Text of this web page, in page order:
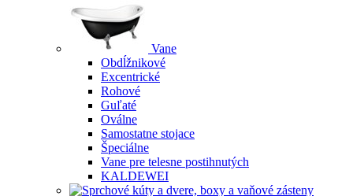
Vane
Obdĺžnikové
Excentrické
Rohové
Guľaté
Oválne
Samostatne stojace
Špeciálne
Vane pre telesne postihnutých
KALDEWEI